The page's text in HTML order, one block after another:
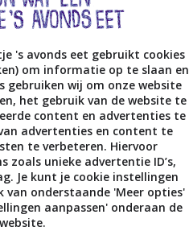
's avonds eet gebruikt cookies
om informatie op te slaan en
gebruiken wij om onze website
het gebruik van de website te
content en advertenties te
advertenties en content te
te verbeteren. Hiervoor
zoals unieke advertentie ID’s,
Je kunt je cookie instellingen
van onderstaande 'Meer opties'
aanpassen' onderaan de
website.